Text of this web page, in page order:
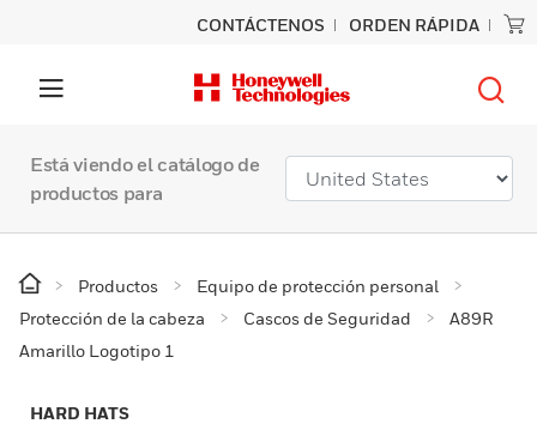
CONTÁCTENOS ORDEN RÁPIDA
Está viendo el catálogo de
productos para
Productos
Equipo de protección personal
Protección de la cabeza
Cascos de Seguridad
A89R
Amarillo Logotipo 1
HARD HATS